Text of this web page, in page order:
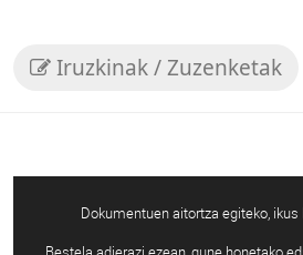
Iruzkinak / Zuzenketak
Dokumentuen aitortza egiteko,